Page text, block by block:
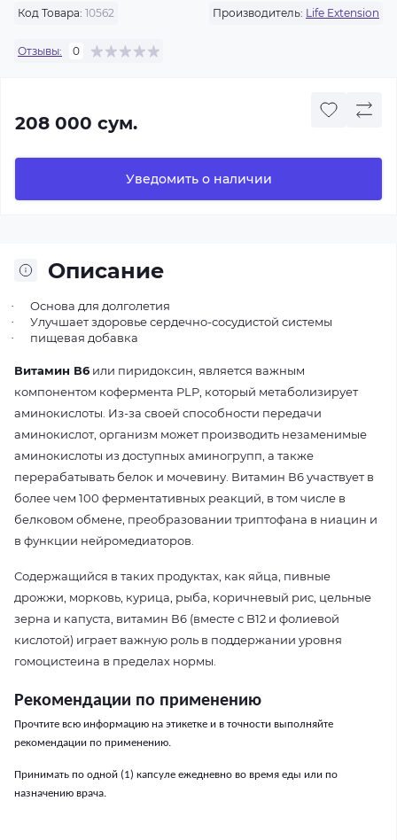
Код Товара: 10562 Производитель: Life Extension
Отзывы: 0
208 000 сум.
Уведомить о наличии
Описание
· Основа для долголетия
· Улучшает здоровье сердечно-сосудистой системы
· пищевая добавка
Витамин В6 или пиридоксин, является важным
компонентом кофермента PLP, который метаболизирует
аминокислоты. Из-за своей способности передачи
аминокислот, организм может производить незаменимые
аминокислоты из доступных аминогрупп, а также
перерабатывать белок и мочевину. Витамин В6 участвует в
более чем 100 ферментативных реакций, в том числе в
белковом обмене, преобразовании триптофана в ниацин и
в функции нейромедиаторов.
Содержащийся в таких продуктах, как яйца, пивные
дрожжи, морковь, курица, рыба, коричневый рис, цельные
зерна и капуста, витамин В6 (вместе с B12 и фолиевой
кислотой) играет важную роль в поддержании уровня
гомоцистеина в пределах нормы.
Рекомендации по применению
Прочтите всю информацию на этикетке и в точности выполняйте
рекомендации по применению.
Принимать по одной (1) капсуле ежедневно во время еды или по
назначению врача.